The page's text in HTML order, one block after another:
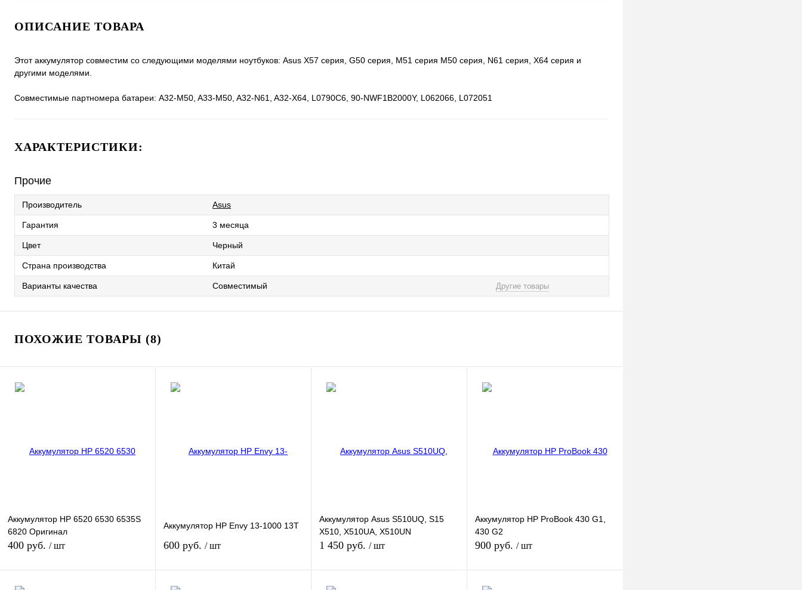
ОПИСАНИЕ ТОВАРА
Этот аккумулятор совместим со следующими моделями ноутбуков: Asus X57 серия, G50 серия, M51 серия M50 серия, N61 серия, X64 серия и
другими моделями.
Совместимые партномера батареи: A32-M50, A33-M50, A32-N61, A32-X64, L0790C6, 90-NWF1B2000Y, L062066, L072051
ХАРАКТЕРИСТИКИ:
Прочие
Производитель Asus
Гарантия 3 месяца
Цвет Черный
Страна производства Китай
Варианты качества Совместимый Другие товары
ПОХОЖИЕ ТОВАРЫ (8)
Аккумулятор HP 6520 6530 6535S
6820 Оригинал
400 руб. / шт
Аккумулятор HP Envy 13-1000 13T
600 руб. / шт
Аккумулятор Asus S510UQ, S15
X510, X510UA, X510UN
1 450 руб. / шт
Аккумулятор HP ProBook 430 G1,
430 G2
900 руб. / шт